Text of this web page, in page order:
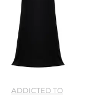
ADDICTED TO